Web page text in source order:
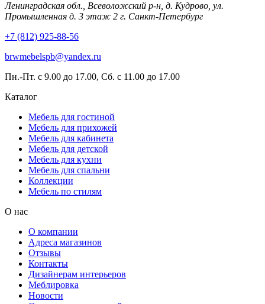
Ленинградская обл., Всеволожский р-н, д. Кудрово, ул.
Промышленная д. 3 этаж 2 г. Санкт-Петербург
+7 (812) 925-88-56
brwmebelspb@yandex.ru
Пн.-Пт. с 9.00 до 17.00, Сб. с 11.00 до 17.00
Каталог
Мебель для гостиной
Мебель для прихожей
Мебель для кабинета
Мебель для детской
Мебель для кухни
Мебель для спальни
Коллекции
Мебель по стилям
О нас
О компании
Адреса магазинов
Отзывы
Контакты
Дизайнерам интерьеров
Меблировка
Новости